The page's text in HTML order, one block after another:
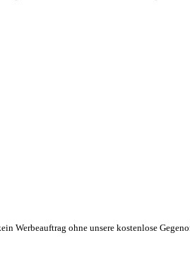
Werbeauftrag ohne unsere kostenlose